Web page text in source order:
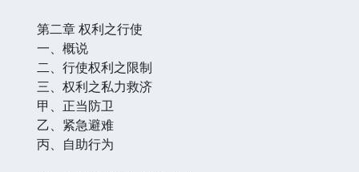
第二章 权利之行使
一、概说
二、行使权利之限制
三、权利之私力救济
甲、正当防卫
乙、紧急避难
丙、自助行为